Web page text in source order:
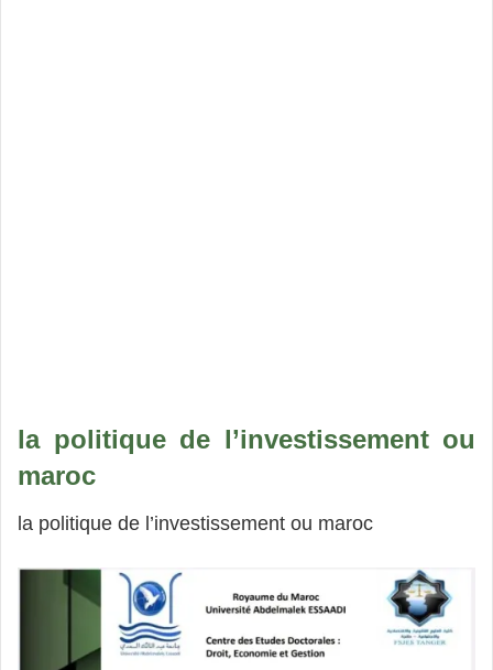
la politique de l’investissement ou
maroc
la politique de l’investissement ou maroc